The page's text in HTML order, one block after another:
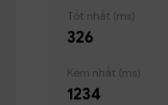
Tốt nhất (ms)
326
Kém nhất (ms)
1234